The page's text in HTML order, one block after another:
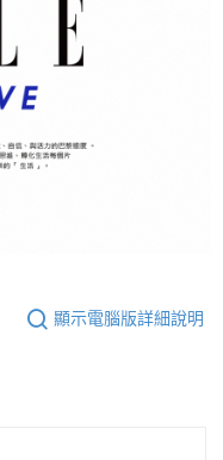
顯示電腦版詳細說明